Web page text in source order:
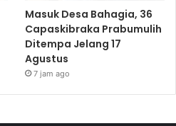
Masuk Desa Bahagia, 36
Capaskibraka Prabumulih
Ditempa Jelang 17
Agustus
7 jam ago